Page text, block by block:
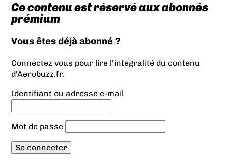
Ce contenu est réservé aux abonnés
prémium
Vous êtes déjà abonné ?
Connectez vous pour lire l'intégralité du contenu
d'Aerobuzz.fr.
Identifiant ou adresse e-mail
Mot de passe